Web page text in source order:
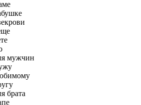
мужчин
брата